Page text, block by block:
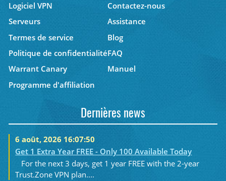
Logiciel VPN
Contactez-nous
Serveurs
Assistance
Termes de service
Blog
Politique de confidentialitéFAQ
Warrant Canary
Manuel
Programme d'affiliation
Dernières news
6 août, 2026 16:07:50
Get 1 Extra Year FREE - Only 100 Available Today
For the next 3 days, get 1 year FREE with the 2-year
Trust.Zone VPN plan....